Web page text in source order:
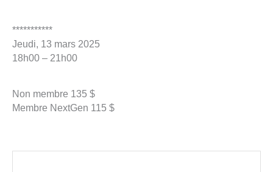
***********
Jeudi, 13 mars 2025
18h00 – 21h00
Non membre 135 $
Membre NextGen 115 $